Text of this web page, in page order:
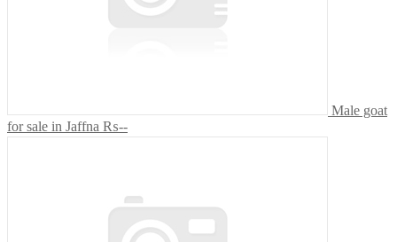
Male goat
for sale in Jaffna ₨--